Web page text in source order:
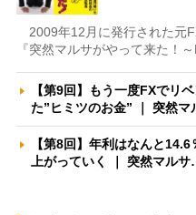
2009年12月に発行された元
『突然マルサがやって来た！
【第9回】もう一度FXでリ
た”ヒミツのお金” ｜ 突然
【第8回】年利はなんと
上がっていく ｜ 突然マル